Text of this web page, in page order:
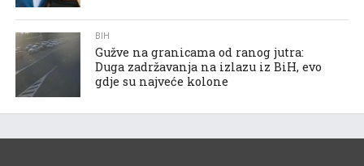
BIH
Gužve na granicama od ranog jutra:
Duga zadržavanja na izlazu iz BiH, evo
gdje su najveće kolone